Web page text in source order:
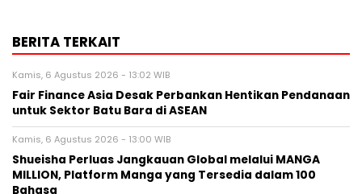
BERITA TERKAIT
Kamis, 6 Agustus 2026 - 13:02 WIB
Fair Finance Asia Desak Perbankan Hentikan Pendanaan
untuk Sektor Batu Bara di ASEAN
Kamis, 6 Agustus 2026 - 13:00 WIB
Shueisha Perluas Jangkauan Global melalui MANGA
MILLION, Platform Manga yang Tersedia dalam 100
Bahasa